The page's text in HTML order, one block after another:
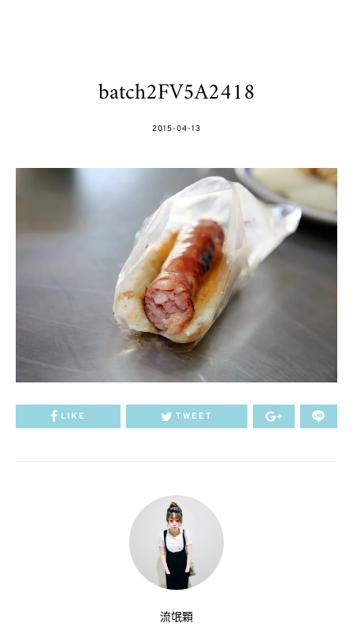
batch2FV5A2418
POSTED
2015-04-13
LIKE TWEET
流氓顆